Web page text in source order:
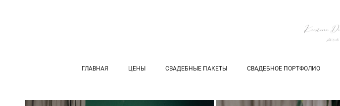
ГЛАВНАЯ ЦЕНЫ СВАДЕБНЫЕ ПАКЕТЫ СВАДЕБНОЕ ПОРТФОЛИО